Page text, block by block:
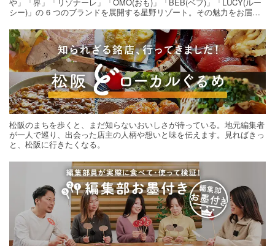
シー)」の 6 つのブランドを展開する星野リゾート。その魅力をお届け
松阪のまちを歩くと、まだ知らないおいしさが待っている。地元編集者
が一人で巡り、出会った店主の人柄や想いと味を伝えます。見ればきっ
と、松阪に行きたくなる。